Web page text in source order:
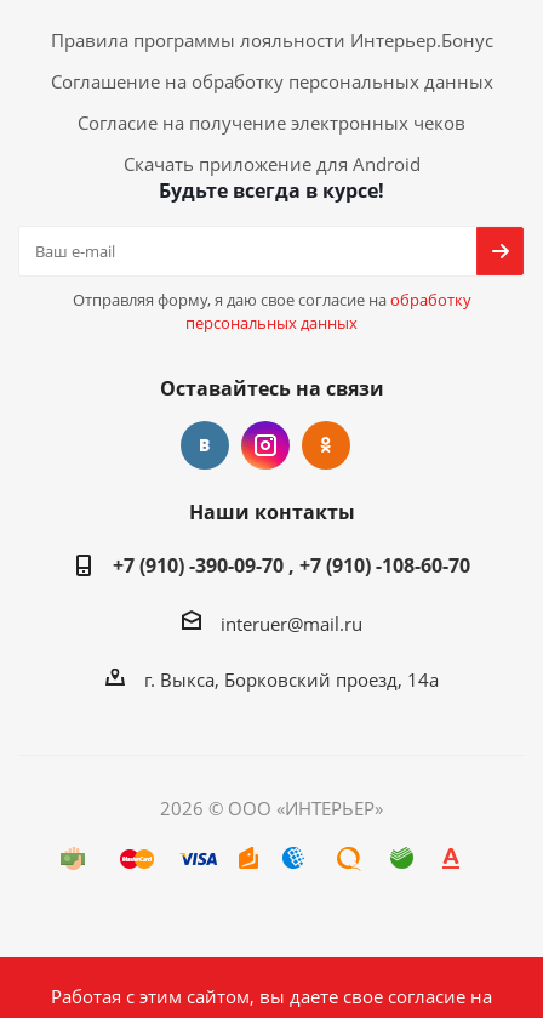
Правила программы лояльности Интерьер.Бонус
Соглашение на обработку персональных данных
Согласие на получение электронных чеков
Скачать приложение для Android
Будьте всегда в курсе!
Отправляя форму, я даю свое согласие наобработку
персональных данных
Оставайтесь на связи
Наши контакты
+7 (910) -390-09-70 , +7 (910) -108-60-70
interuer@mail.ru
г. Выкса, Борковский проезд, 14а
2026 © ООО «ИНТЕРЬЕР»
Работая с этим сайтом, вы даете свое согласие на